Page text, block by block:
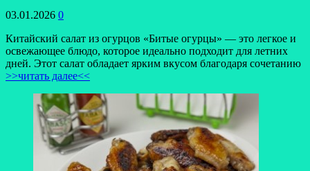
03.01.2026 0
Китайский салат из огурцов «Битые огурцы» — это легкое и
освежающее блюдо, которое идеально подходит для летних
дней. Этот салат обладает ярким вкусом благодаря сочетанию
>>читать далее<<